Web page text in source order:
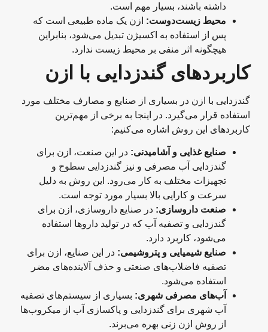
داشته باشند، بسیار مهم است.
محیط زیست‌دوست:ازن یک ماده طبیعی است که
پس از استفاده به اکسیژن تبدیل می‌شود، بنابراین
هیچگونه اثر منفی بر محیط زیست ندارد.
کاربردهای گندزدایی با ازن
گندزدایی با ازن در بسیاری از صنایع و مصارف مختلف مورد
استفاده قرار می‌گیرد. در اینجا به برخی از مهم‌ترین
کاربردهای این روش اشاره می‌کنیم:
صنایع غذایی و آشامیدنی :در این صنعت، ازن برای
گندزدایی آب مصرفی و نیز گندزدایی سطوح و
تجهیزات مختلف به کار می‌رود. این روش به دلیل
سرعت و کارایی بالا بسیار مورد توجه است.
صنعت داروسازی:در صنایع داروسازی، ازن برای
گندزدایی و تصفیه آب که در تولید داروها استفاده
می‌شود، کاربرد دارد.
صنایع شیمیایی و پتروشیمی :در این صنایع، ازن برای
تصفیه فاضلاب‌های صنعتی و حذف آلاینده‌های مضر
استفاده می‌شود.
آب‌های مصرفی شهری:بسیاری از سیستم‌های تصفیه
آب شهری برای گندزدایی و پاکسازی آب از میکروب‌ها
از روش ازن زنی بهره می‌برند.